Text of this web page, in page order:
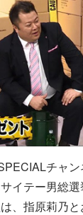
チャ
イテー男総
、指原莉乃